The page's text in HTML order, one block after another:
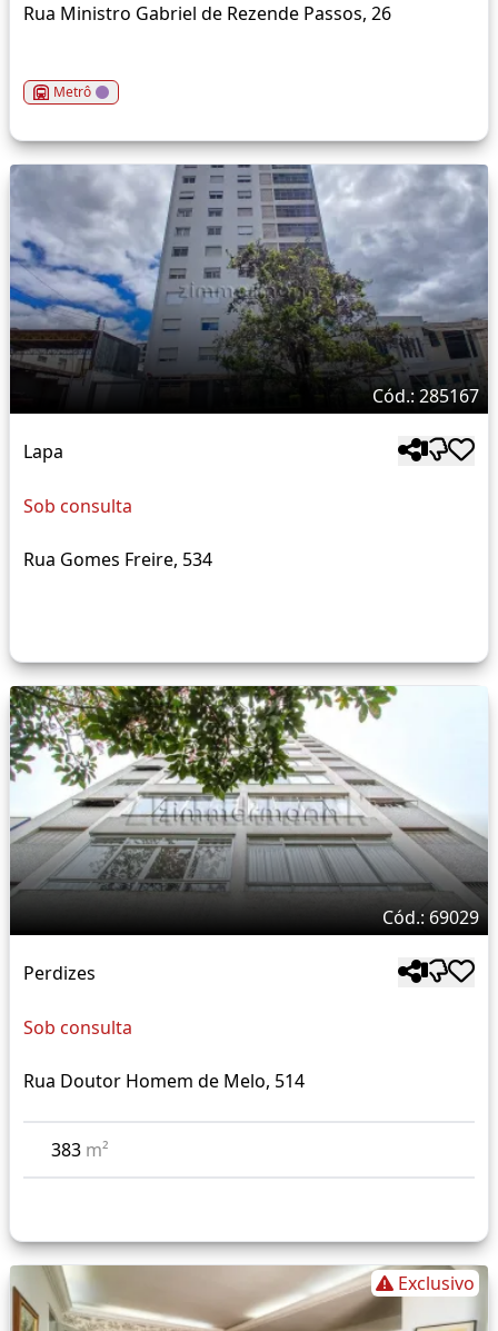
Rua Ministro Gabriel de Rezende Passos, 26
Metrô
Cód.: 285167
Lapa
Sob consulta
Rua Gomes Freire, 534
Cód.: 69029
Perdizes
Sob consulta
Rua Doutor Homem de Melo, 514
383 m²
Exclusivo